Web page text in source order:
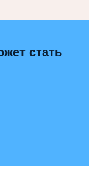
стать